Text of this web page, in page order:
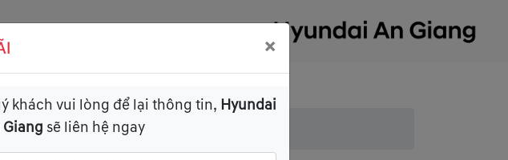
×
khách vui lòng để lại thông tin, Hyundai
Giang sẽ liên hệ ngay